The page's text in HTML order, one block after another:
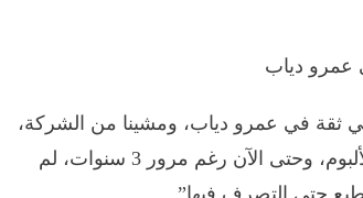
عمرو دياب
ثقة في عمرو دياب، ومشينا من الشركة،
وبعد نزول الألبوم فوجئت بأن الأغنية لم تنزل في الألبوم، وحتى الآن رغم مرور 3 سنوات، لم